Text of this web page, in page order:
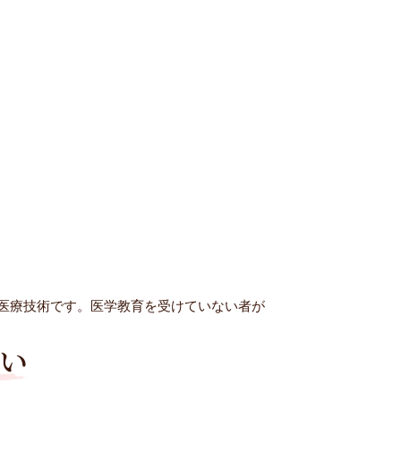
療技術です。医学教育を受けていない者が